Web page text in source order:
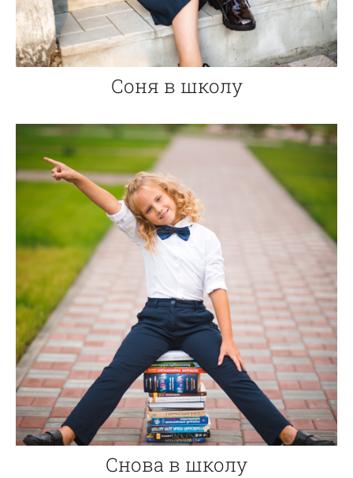
Соня в школу
Снова в школу